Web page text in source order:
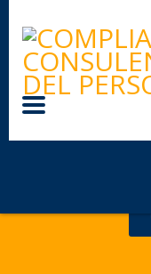
prima